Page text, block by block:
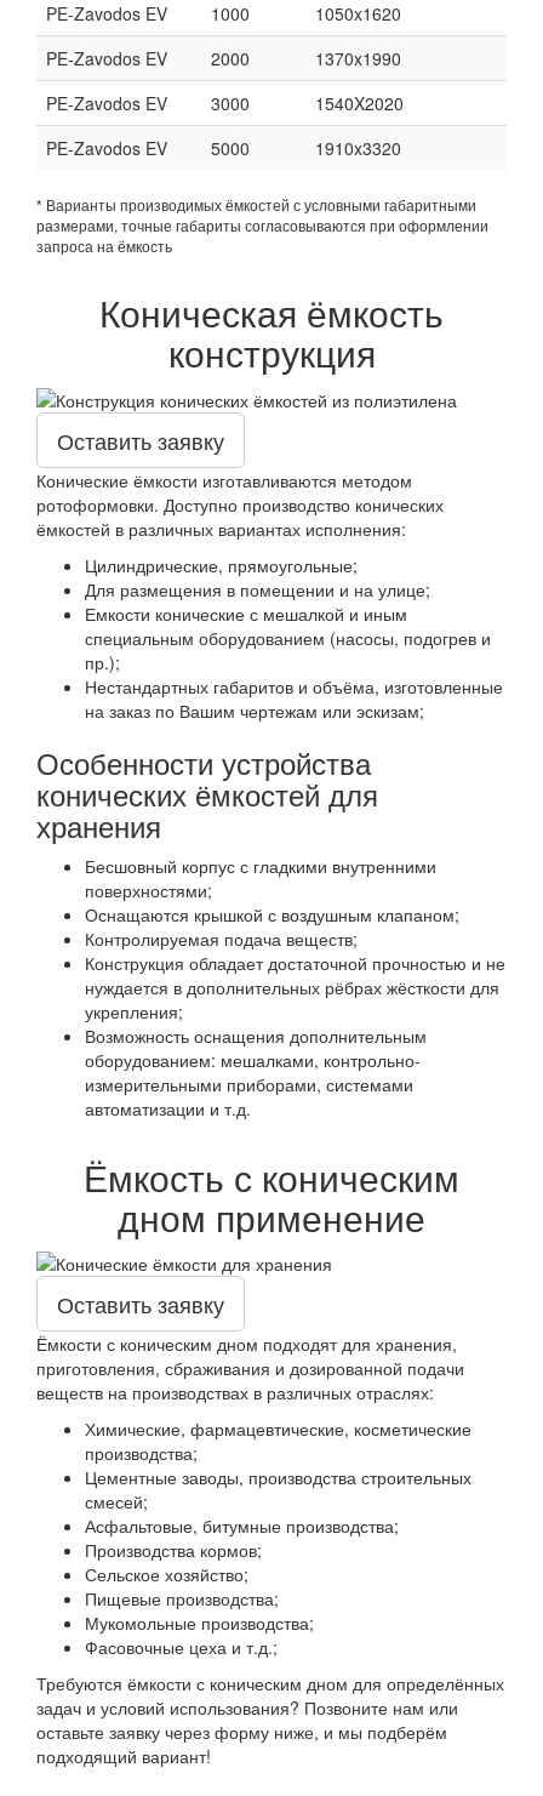
PE-Zavodos EV
1000
1050x1620
PE-Zavodos EV
2000
1370x1990
PE-Zavodos EV
3000
1540X2020
PE-Zavodos EV
5000 1910x3320
* Варианты производимых ёмкостей с условными габаритными
размерами, точные габариты согласовываются при оформлении
запроса на ёмкость
Коническая ёмкость
конструкция
Оставить заявку
Конические ёмкости изготавливаются методом
ротоформовки. Доступно производство конических
ёмкостей в различных вариантах исполнения:
Цилиндрические, прямоугольные;
Для размещения в помещении и на улице;
Емкости конические с мешалкой и иным
специальным оборудованием (насосы, подогрев и
пр.);
Нестандартных габаритов и объёма, изготовленные
на заказ по Вашим чертежам или эскизам;
Особенности устройства
конических ёмкостей для
хранения
Бесшовный корпус с гладкими внутренними
поверхностями;
Оснащаются крышкой с воздушным клапаном;
Контролируемая подача веществ;
Конструкция обладает достаточной прочностью и не
нуждается в дополнительных рёбрах жёсткости для
укрепления;
Возможность оснащения дополнительным
оборудованием: мешалками, контрольно-
измерительными приборами, системами
автоматизации и т.д.
Ёмкость с коническим
дном применение
Оставить заявку
Ёмкости с коническим дном подходят для хранения,
приготовления, сбраживания и дозированной подачи
веществ на производствах в различных отраслях:
Химические, фармацевтические, косметические
производства;
Цементные заводы, производства строительных
смесей;
Асфальтовые, битумные производства;
Производства кормов;
Сельское хозяйство;
Пищевые производства;
Мукомольные производства;
Фасовочные цеха и т.д.;
Требуются ёмкости с коническим дном для определённых
задач и условий использования? Позвоните нам или
оставьте заявку через форму ниже, и мы подберём
подходящий вариант!